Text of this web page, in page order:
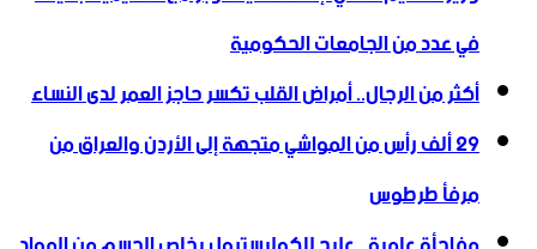
في عدد من الجامعات الحكومية
أكثر من الرجال.. أمراض القلب تكسر حاجز العمر لدى النساء
29 ألف رأس من المواشي متجهة إلى الأردن ‏والعراق من
مرفأ طرطوس